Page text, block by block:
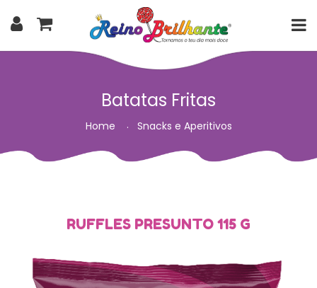
Batatas Fritas
Home Snacks e Aperitivos
RUFFLES PRESUNTO 115 G